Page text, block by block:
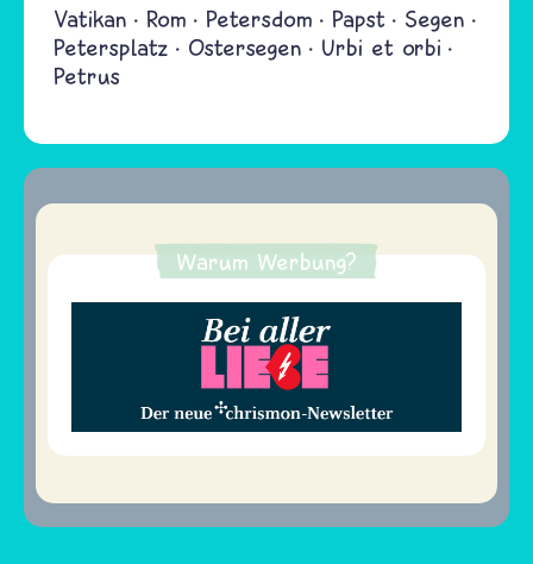
Vatikan Rom Petersdom Papst
Segen
Petersplatz
Ostersegen
Urbi et orbi
Petrus
Warum Werbung?